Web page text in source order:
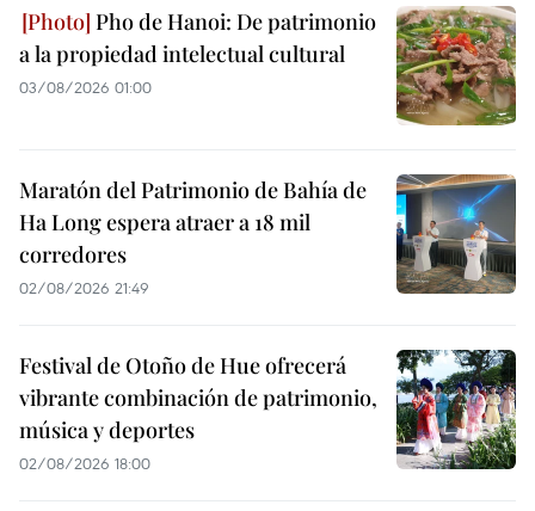
Pho de Hanoi: De patrimonio
a la propiedad intelectual cultural
03/08/2026 01:00
Maratón del Patrimonio de Bahía de
Ha Long espera atraer a 18 mil
corredores
02/08/2026 21:49
Festival de Otoño de Hue ofrecerá
vibrante combinación de patrimonio,
música y deportes
02/08/2026 18:00